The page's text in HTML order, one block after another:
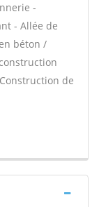
-
- Allée de
béton /
de